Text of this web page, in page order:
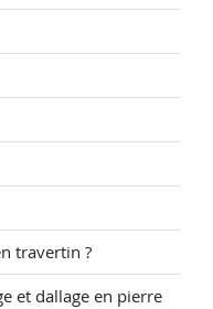
travertin ?
et dallage en pierre